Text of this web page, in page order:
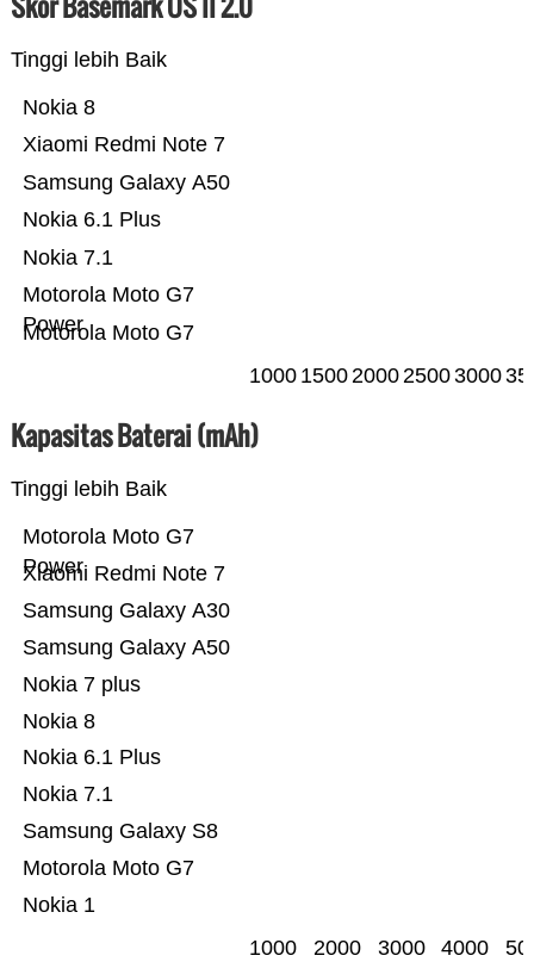
Tinggi lebih Baik
Motorola Moto G7
Motorola Moto G7
Power
Nokia 7.1
Nokia 6.1 Plus
Samsung Galaxy A50
Xiaomi Redmi Note 7
Nokia 8
1000 1500200025003000
Kapasitas Baterai (mAh)
Tinggi lebih Baik
Nokia 1
Motorola Moto G7
Samsung Galaxy S8
Nokia 7.1
Nokia 6.1 Plus
Nokia 8
Nokia 7 plus
Samsung Galaxy A50
Samsung Galaxy A30
Xiaomi Redmi Note 7
Motorola Moto G7
Power
1000 2000 3000 4000